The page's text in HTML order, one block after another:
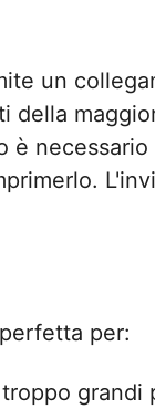
un
della
è
per: